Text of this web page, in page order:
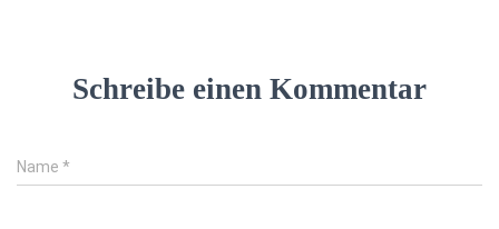
Schreibe einen Kommentar
Name *